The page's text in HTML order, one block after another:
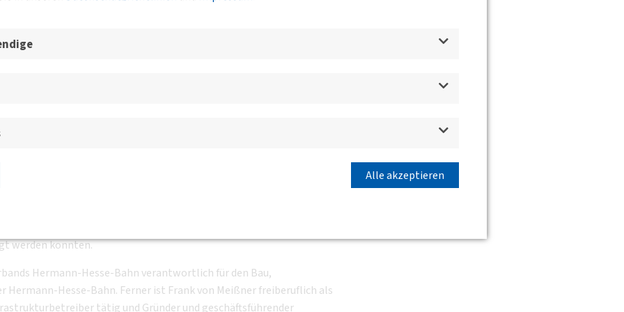
Alle akzeptieren
der BVs und
der Reaktivierung einer
Hesse-Bahn
Hermann-Hesse-Bahn, spricht über die Erfahrungen
der Stadt und Calw in Betrieb. Der Vortrag geht auf die
werden konnten.
Hermann-Hesse-Bahn verantwortlich für den Bau,
Hesse-Bahn. Ferner ist Frank von Meißner freiberuflich als
tätig und Gründer und geschäftsführender